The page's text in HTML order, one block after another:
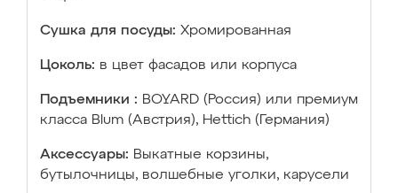
Сушка для посуды: Хромированная
Цоколь: в цвет фасадов или корпуса
Подъемники : BOYARD (Россия) или премиум
класса Blum (Австрия), Hettich (Германия)
Аксессуары: Выкатные корзины,
бутылочницы, волшебные уголки, карусели